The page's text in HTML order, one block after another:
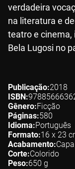
verdadeira
na literatura e
teatro e cinema,
Bela Lugosi no
Publicação 2018
ISBN
Gênero Ficção
Páginas 580
Idioma Português
Formato 16 x 23
Acabamento
Corte Colorido
Peso 650 g